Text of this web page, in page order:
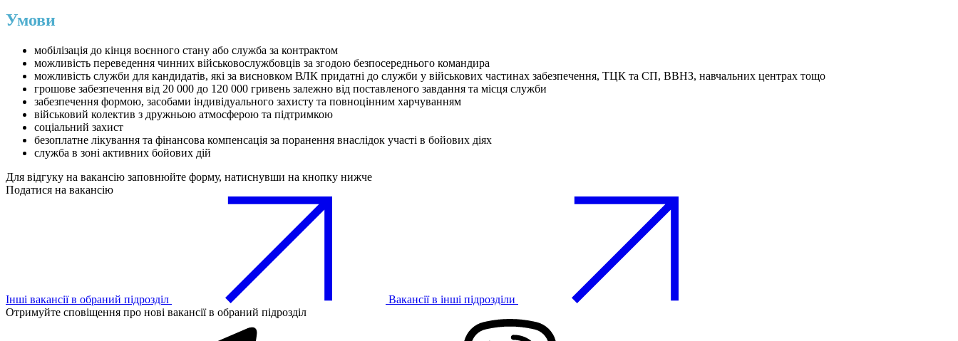
Умови
мобілізація до кінця воєнного стану або служба за контрактом
можливість переведення чинних військовослужбовців за згодою безпосереднього командира
можливість служби для кандидатів, які за висновком ВЛК придатні до служби у військових частинах забезпечення, ТЦК та СП, ВВНЗ, навчальних центрах тощо
грошове забезпечення від 20 000 до 120 000 гривень залежно від поставленого завдання та місця служби
забезпечення формою, засобами індивідуального захисту та повноцінним харчуванням
військовий колектив з дружньою атмосферою та підтримкою
соціальний захист
безоплатне лікування та фінансова компенсація за поранення внаслідок участі в бойових діях
служба в зоні активних бойових дій
Для відгуку на вакансію заповнюйте форму, натиснувши на кнопку нижче
Податися на вакансію
Інші вакансії в обраний підрозділ
Вакансії в інші підрозділи
Отримуйте сповіщення про нові вакансії в обраний підрозділ